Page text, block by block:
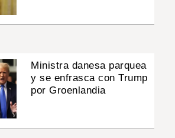
Ministra danesa parquea
y se enfrasca con Trump
por Groenlandia